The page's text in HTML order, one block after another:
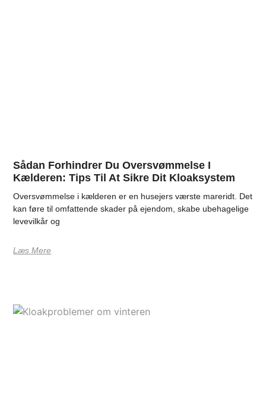
Sådan Forhindrer Du Oversvømmelse I
Kælderen: Tips Til At Sikre Dit Kloaksystem
Oversvømmelse i kælderen er en husejers værste mareridt. Det
kan føre til omfattende skader på ejendom, skabe ubehagelige
levevilkår og
Læs Mere